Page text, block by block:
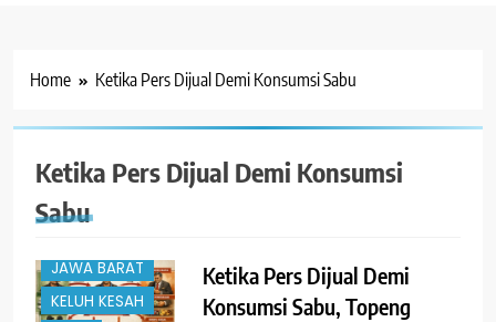
Home Ketika Pers Dijual Demi Konsumsi Sabu
Ketika Pers Dijual Demi Konsumsi
Sabu
#TRENDING
BOGOR
JAWA BARAT
KELUH KESAH
Ketika Pers Dijual Demi
Konsumsi Sabu, Topeng